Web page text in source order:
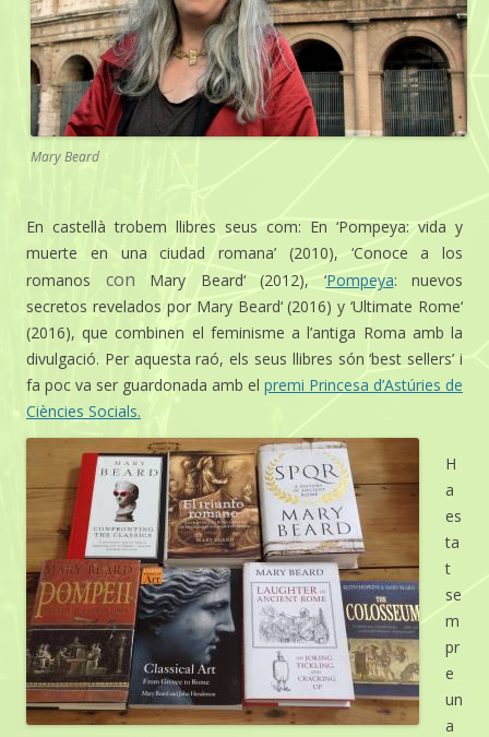
Mary Beard
En castellà trobem llibres seus com: En ‘Pompeya: vida y
muerte en una ciudad romana’ (2010), ‘Conoce a los
romanos
con Mary Beard‘ (2012), ‘Pompeya: nuevos
secretos revelados por Mary Beard‘ (2016)y ‘Ultimate Rome‘
(2016), que combinen el feminisme a l’antiga Roma amb la
divulgació. Per aquesta raó, els seus llibres són ‘best sellers’ i
fa poc va ser guardonada amb el premi Princesa d’Astúries de
Ciències Socials.
H
a
es
ta
t
se
m
pr
e
un
a